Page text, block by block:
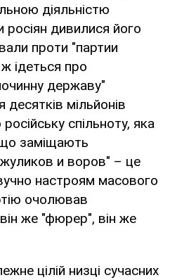
діяльністю
дивилися його
проти "партии
ідеться про
державу"
мільйонів
спільноту, яка
заміщають
жуликов и воров" – це
настроям масового
очолював
же "фюрер", він же
цілій низці сучасних